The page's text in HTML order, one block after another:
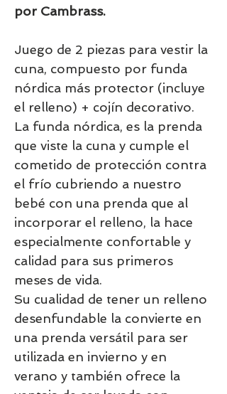
por Cambrass.
Juego de 2 piezas para vestir la
cuna, compuesto por funda
nórdica más protector (incluye
el relleno) + cojín decorativo.
La funda nórdica, es la prenda
que viste la cuna y cumple el
cometido de protección contra
el frío cubriendo a nuestro
bebé con una prenda que al
incorporar el relleno, la hace
especialmente confortable y
calidad para sus primeros
meses de vida.
Su cualidad de tener un relleno
desenfundable la convierte en
una prenda versátil para ser
utilizada en invierno y en
verano y también ofrece la